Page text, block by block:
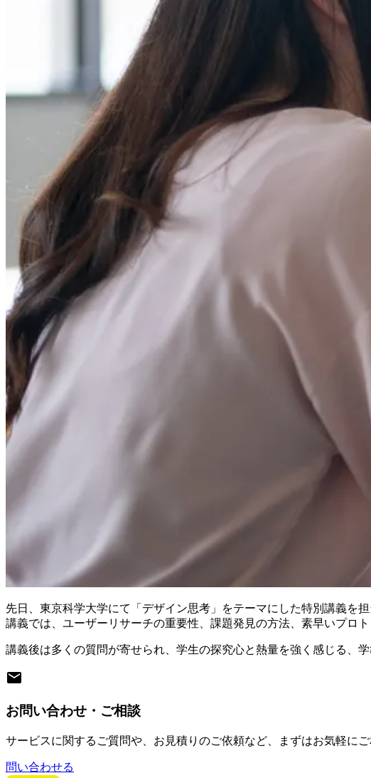
先日、東京科学大学にて「デザイン思考」をテーマにした特別講義を担
講義では、ユーザーリサーチの重要性、課題発見の方法、素早いプロ
講義後は多くの質問が寄せられ、学生の探究心と熱量を強く感じる、学
お問い合わせ・ご相談
サービスに関するご質問や、お見積りのご依頼など、まずはお気軽にご
問い合わせる